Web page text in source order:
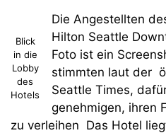
Blick
in die
Lobby
des
Hotels
Die Angestellten
Hilton Seattle
Foto ist ein
stimmten laut der
Seattle Times,
genehmigen, ihren
zu verleihen Das Hotel